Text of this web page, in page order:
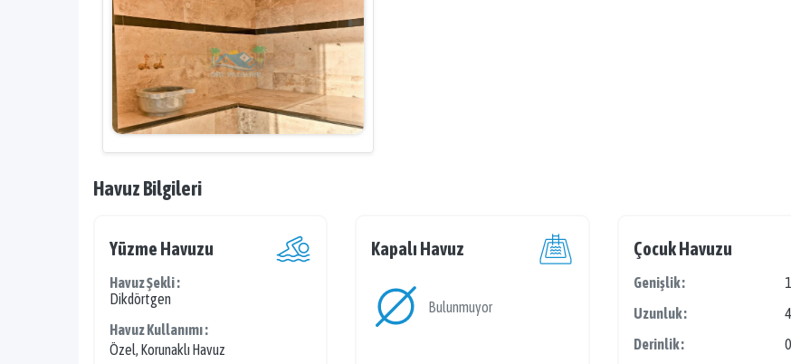
Havuz Bilgileri
Yüzme Havuzu
Havuz Şekli :
Dikdörtgen
Havuz Kullanımı :
Özel, Korunaklı Havuz
Kapalı Havuz
Bulunmuyor
Çocuk Havuzu
Genişlik :
Uzunluk :
Derinlik :